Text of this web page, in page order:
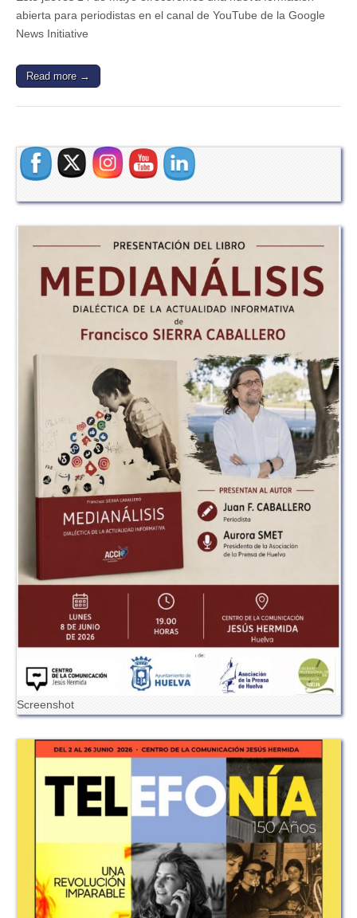
abierta para periodistas en el canal de YouTube de la Google
News Initiative
Read more →
Screenshot